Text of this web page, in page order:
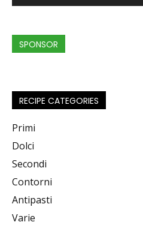
SPONSOR
RECIPE CATEGORIES
Primi
Dolci
Secondi
Contorni
Antipasti
Varie